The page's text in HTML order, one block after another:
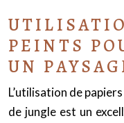
PEINTS
UN
L’utilisation de
de jungle est un